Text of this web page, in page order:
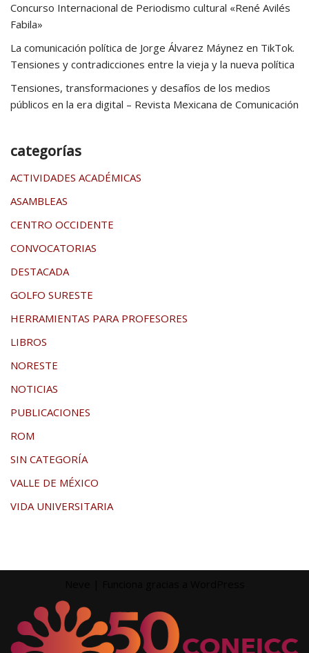
Concurso Internacional de Periodismo cultural «René Avilés
Fabila»
La comunicación política de Jorge Álvarez Máynez en TikTok.
Tensiones y contradicciones entre la vieja y la nueva política
Tensiones, transformaciones y desafíos de los medios
públicos en la era digital – Revista Mexicana de Comunicación
categorías
ACTIVIDADES ACADÉMICAS
ASAMBLEAS
CENTRO OCCIDENTE
CONVOCATORIAS
DESTACADA
GOLFO SURESTE
HERRAMIENTAS PARA PROFESORES
LIBROS
NORESTE
NOTICIAS
PUBLICACIONES
ROM
SIN CATEGORÍA
VALLE DE MÉXICO
VIDA UNIVERSITARIA